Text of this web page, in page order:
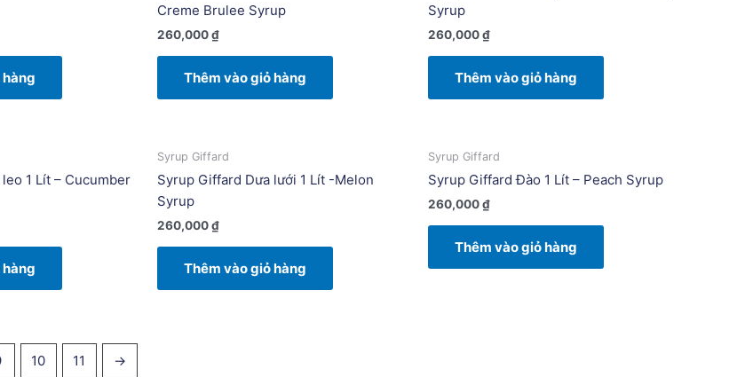
Creme Brulee Syrup
260,000₫
Thêm vào giỏ hàng
Syrup
260,000₫
Thêm vào giỏ hàng
1 Lít – Cucumber
Syrup Giffard
Syrup Giffard Dưa lưới 1 Lít -Melon
Syrup
260,000₫
Thêm vào giỏ hàng
Syrup Giffard
Syrup Giffard Đào 1 Lít – Peach Syrup
260,000₫
Thêm vào giỏ hàng
10 11 →